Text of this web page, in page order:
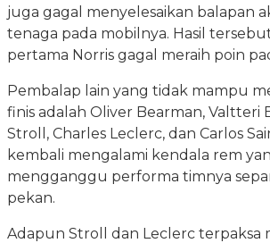
juga gagal menyelesaikan balapan
tenaga pada mobilnya. Hasil
pertama Norris gagal meraih poin
Pembalap lain yang tidak mampu
finis adalah Oliver Bearman, Valtteri
Stroll, Charles Leclerc, dan Carlos
kembali mengalami kendala rem
mengganggu performa timnya
pekan.
Adapun Stroll dan Leclerc terpaksa